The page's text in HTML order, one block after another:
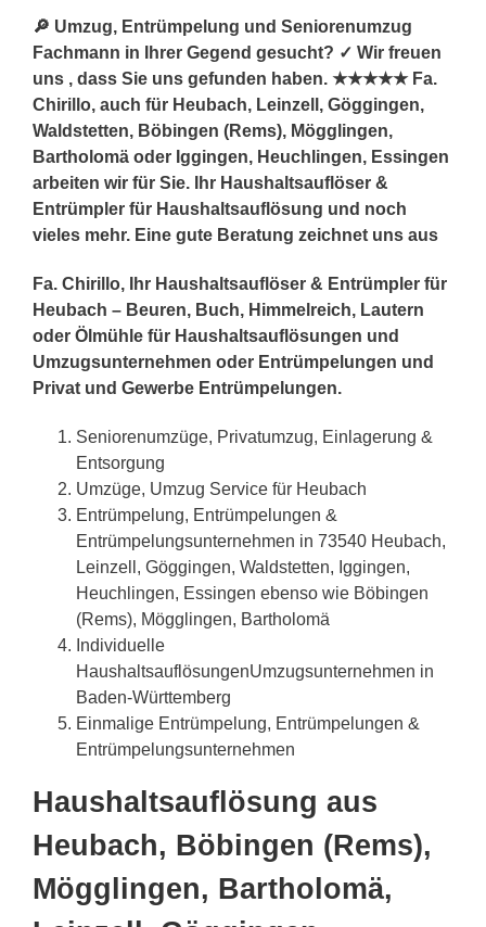
🔎 Umzug, Entrümpelung und Seniorenumzug
Fachmann in Ihrer Gegend gesucht? ✓ Wir freuen
uns , dass Sie uns gefunden haben. ★★★★★ Fa.
Chirillo, auch für Heubach, Leinzell, Göggingen,
Waldstetten, Böbingen (Rems), Mögglingen,
Bartholomä oder Iggingen, Heuchlingen, Essingen
arbeiten wir für Sie. Ihr Haushaltsauflöser &
Entrümpler für Haushaltsauflösung und noch
vieles mehr. Eine gute Beratung zeichnet uns aus
Fa. Chirillo, Ihr Haushaltsauflöser & Entrümpler für
Heubach – Beuren, Buch, Himmelreich, Lautern
oder Ölmühle für Haushaltsauflösungen und
Umzugsunternehmen oder Entrümpelungen und
Privat und Gewerbe Entrümpelungen.
Seniorenumzüge, Privatumzug, Einlagerung &
Entsorgung
Umzüge, Umzug Service für Heubach
Entrümpelung, Entrümpelungen &
Entrümpelungsunternehmen in 73540 Heubach,
Leinzell, Göggingen, Waldstetten, Iggingen,
Heuchlingen, Essingen ebenso wie Böbingen
(Rems), Mögglingen, Bartholomä
Individuelle
HaushaltsauflösungenUmzugsunternehmen in
Baden-Württemberg
Einmalige Entrümpelung, Entrümpelungen &
Entrümpelungsunternehmen
Haushaltsauflösung aus
Heubach, Böbingen (Rems),
Mögglingen, Bartholomä,